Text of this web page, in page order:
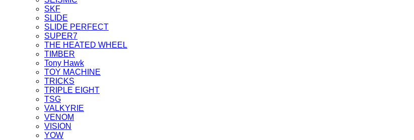
SKF
SLIDE
SLIDE PERFECT
SUPER7
THE HEATED WHEEL
TIMBER
Tony Hawk
TOY MACHINE
TRICKS
TRIPLE EIGHT
TSG
VALKYRIE
VENOM
VISION
YOW